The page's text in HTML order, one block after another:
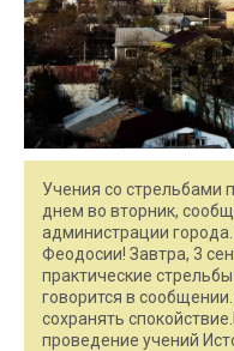
Учения со стрельбами
днем во вторник,
администрации
Феодосии! Завтра, 3
практические
говорится в
сохранять
проведение учений